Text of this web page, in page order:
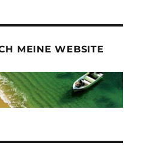
MEINE WEBSITE